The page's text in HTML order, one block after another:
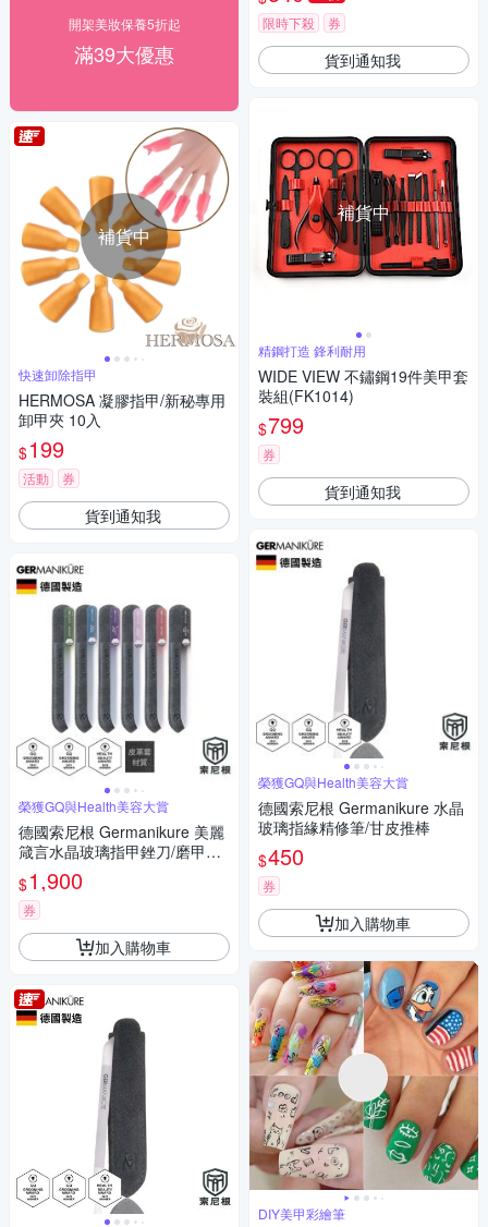
開架美妝保養5折起
滿39大優惠
補貨中
快速卸除指甲
HERMOSA 凝膠指甲/新秘專用
卸甲夾 10入
$199
活動 券
貨到通知我
榮獲GQ與Health美容大賞
德國索尼根 Germanikure 美麗
箴言水晶玻璃指甲銼刀/磨甲棒
六件組
$1,900
券
加入購物車
限時下殺 券
貨到通知我
補貨中
精鋼打造 鋒利耐用
WIDE VIEW 不鏽鋼19件美甲套
裝組(FK1014)
$799
券
貨到通知我
榮獲GQ與Health美容大賞
德國索尼根 Germanikure 水晶
玻璃指緣精修筆/甘皮推棒
$450
券
加入購物車
DIY美甲彩繪筆